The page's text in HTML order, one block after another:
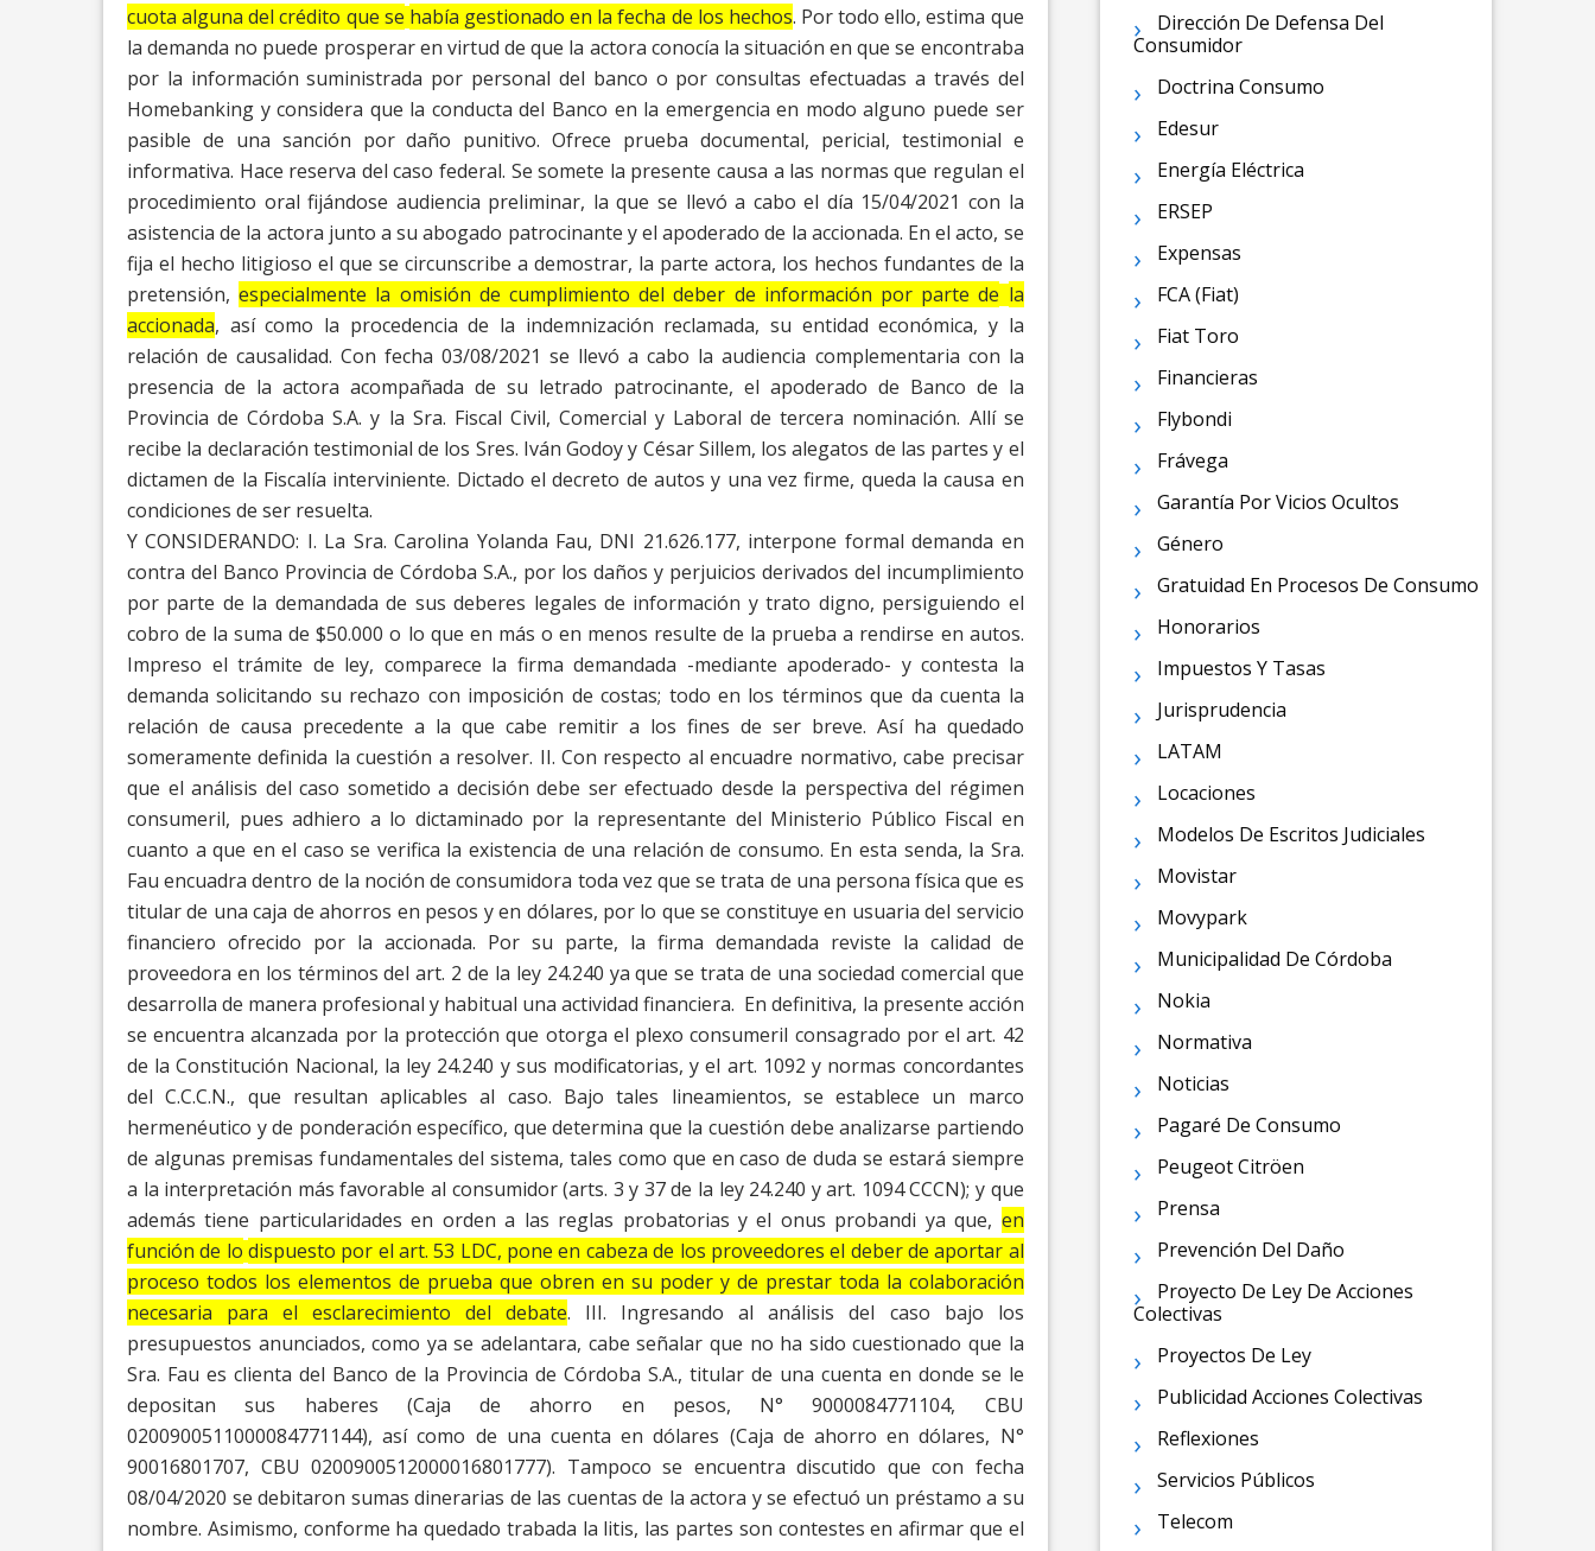
cuota alguna del crédito que se había gestionado en la fecha de los hechos. Por todo ello, estima que
la demanda no puede prosperar en virtud de que la actora conocía la situación en que se encontraba
por la información suministrada por personal del banco o por consultas efectuadas a través del
Homebanking y considera que la conducta del Banco en la emergencia en modo alguno puede ser
pasible de una sanción por daño punitivo. Ofrece prueba documental, pericial, testimonial e
informativa. Hace reserva del caso federal. Se somete la presente causa a las normas que regulan el
procedimiento oral fijándose audiencia preliminar, la que se llevó a cabo el día 15/04/2021 con la
asistencia de la actora junto a su abogado patrocinante y el apoderado de la accionada. En el acto, se
fija el hecho litigioso el que se circunscribe a demostrar, la parte actora, los hechos fundantes de la
pretensión,especialmente la omisión de cumplimiento del deber de información por parte de la
accionada, así como la procedencia de la indemnización reclamada, su entidad económica, y la
relación de causalidad. Con fecha 03/08/2021 se llevó a cabo la audiencia complementaria con la
presencia de la actora acompañada de su letrado patrocinante, el apoderado de Banco de la
Provincia de Córdoba S.A. y la Sra. Fiscal Civil, Comercial y Laboral de tercera nominación. Allí se
recibe la declaración testimonial de los Sres. Iván Godoy y César Sillem, los alegatos de las partes y el
dictamen de la Fiscalía interviniente. Dictado el decreto de autos y una vez firme, queda la causa en
condiciones de ser resuelta.
Y CONSIDERANDO: I. La Sra. Carolina Yolanda Fau, DNI 21.626.177, interpone formal demanda en
contra del Banco Provincia de Córdoba S.A., por los daños y perjuicios derivados del incumplimiento
por parte de la demandada de sus deberes legales de información y trato digno, persiguiendo el
cobro de la suma de $50.000 o lo que en más o en menos resulte de la prueba a rendirse en autos.
Impreso el trámite de ley, comparece la firma demandada -mediante apoderado- y contesta la
demanda solicitando su rechazo con imposición de costas; todo en los términos que da cuenta la
relación de causa precedente a la que cabe remitir a los fines de ser breve. Así ha quedado
someramente definida la cuestión a resolver. II.Con respecto al encuadre normativo, cabe precisar
que el análisis del caso sometido a decisión debe ser efectuado desde la perspectiva del régimen
consumeril, pues adhiero a lo dictaminado por la representante del Ministerio Público Fiscal en
cuanto a que en el caso se verifica la existencia de una relación de consumo. En esta senda, la Sra.
Fau encuadra dentro de la noción de consumidora toda vez que se trata de una persona física que es
titular de una caja de ahorros en pesos y en dólares, por lo que se constituye en usuaria del servicio
financiero ofrecido por la accionada. Por su parte, la firma demandada reviste la calidad de
proveedora en los términos del art. 2 de la ley 24.240 ya que se trata de una sociedad comercial que
desarrolla de manera profesional y habitual una actividad financiera. En definitiva, la presente acción
se encuentra alcanzada por la protección que otorga el plexo consumeril consagrado por el art. 42
de la Constitución Nacional, la ley 24.240 y sus modificatorias, y el art. 1092 y normas concordantes
del C.C.C.N., que resultan aplicables al caso. Bajo tales lineamientos, se establece un marco
hermenéutico y de ponderación específico, que determina que la cuestión debe analizarse partiendo
de algunas premisas fundamentales del sistema, tales como que en caso de duda se estará siempre
a la interpretación más favorable al consumidor (arts. 3 y 37 de la ley 24.240 y art. 1094 CCCN); y que
además tiene particularidades en orden a las reglas probatorias y el onus probandi ya que, en
función de lo dispuesto por el art. 53 LDC, pone en cabeza de los proveedores el deber de aportar al
proceso todos los elementos de prueba que obren en su poder y de prestar toda la colaboración
necesaria para el esclarecimiento del debate. III. Ingresando al análisis del caso bajo los
presupuestos anunciados, como ya se adelantara, cabe señalar que no ha sido cuestionado que la
Sra. Fau es clienta del Banco de la Provincia de Córdoba S.A., titular de una cuenta en donde se le
depositan sus haberes (Caja de ahorro
en pesos, N° 9000084771104, CBU
0200900511000084771144), así como de una cuenta en dólares (Caja de ahorro en dólares, N°
90016801707, CBU 0200900512000016801777). Tampoco se encuentra discutido que con fecha
08/04/2020 se debitaron sumas dinerarias de las cuentas de la actora y se efectuó un préstamo a su
nombre. Asimismo, conforme ha quedado trabada la litis, las partes son contestes en afirmar que el
Dirección De Defensa Del
Consumidor
Doctrina Consumo
Edesur
Energía Eléctrica
ERSEP
Expensas
FCA (Fiat)
Fiat Toro
Financieras
Flybondi
Frávega
Garantía Por Vicios Ocultos
Género
Gratuidad En Procesos De Consumo
Honorarios
Impuestos Y Tasas
Jurisprudencia
LATAM
Locaciones
Modelos De Escritos Judiciales
Movistar
Movypark
Municipalidad De Córdoba
Nokia
Normativa
Noticias
Pagaré De Consumo
Peugeot Citröen
Prensa
Prevención Del Daño
Proyecto De Ley De Acciones
Colectivas
Proyectos De Ley
Publicidad Acciones Colectivas
Reflexiones
Servicios Públicos
Telecom